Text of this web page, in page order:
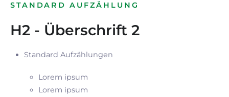
STANDARD AUFZÄHLUNG
H2 - Überschrift 2
Standard Aufzählungen
Lorem ipsum
Lorem ipsum